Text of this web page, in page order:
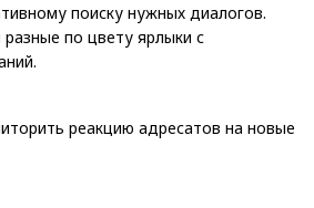
поиску нужных диалогов.
по цвету ярлыки с
реакцию адресатов на новые